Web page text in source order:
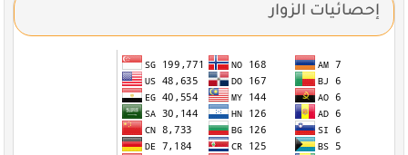
إحصائيات الزوار